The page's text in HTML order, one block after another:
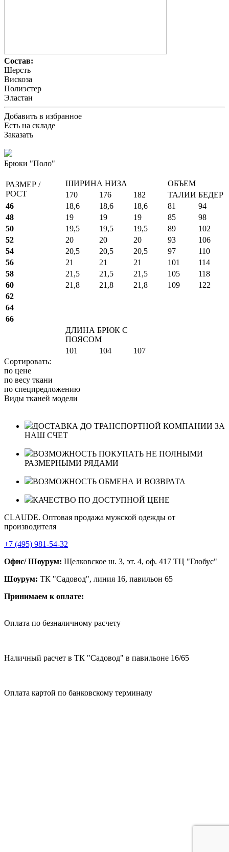
Состав:
Шерсть
Вискоза
Полиэстер
Эластан
Добавить в избранное
Есть на складе
Заказать
Брюки "Поло"
РАЗМЕР /
РОСТ
ШИРИНА НИЗА
ОБЪЕМ
170
176 182 ТАЛИИ БЕДЕР
46
18,6 18,6 18,6 81
94
48
19 19 19 85
98
50
19,5 19,5 19,5 89
102
52
20 20 20 93
106
54
20,5 20,5 20,5 97
110
56
21 21 21 101
114
58
21,5 21,5 21,5 105
118
60
21,8 21,8 21,8 109
122
62
64
66
ДЛИНА БРЮК С
ПОЯСОМ
101
104
107
Сортировать:
по цене
по весу ткани
по спецпредложению
Виды тканей модели
ДОСТАВКА ДО ТРАНСПОРТНОЙ КОМПАНИИ ЗА
НАШ СЧЕТ
ВОЗМОЖНОСТЬ ПОКУПАТЬ НЕ ПОЛНЫМИ
РАЗМЕРНЫМИ РЯДАМИ
ВОЗМОЖНОСТЬ ОБМЕНА И ВОЗВРАТА
КАЧЕСТВО ПО ДОСТУПНОЙ ЦЕНЕ
CLAUDE. Оптовая продажа мужской одежды от
производителя
+7 (495) 981-54-32
Офис/ Шоурум: Щелковское ш. 3, эт. 4, оф. 417 ТЦ "Глобус"
Шоурум: ТК "Садовод", линия 16, павильон 65
Принимаем к оплате:
Оплата по безналичному расчету
Наличный расчет в ТК "Садовод" в павильоне 16/65
Оплата картой по банковскому терминалу